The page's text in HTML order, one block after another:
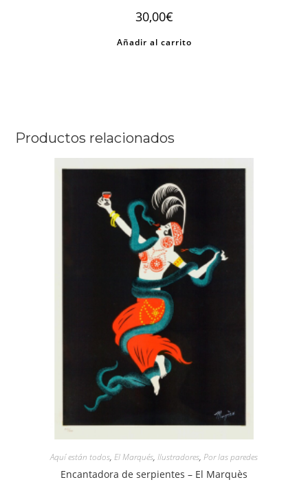
30,00€
Añadir al carrito
Productos relacionados
Aquí están todos, El Marqués, Ilustradores, Por las paredes
Encantadora de serpientes – El Marquès